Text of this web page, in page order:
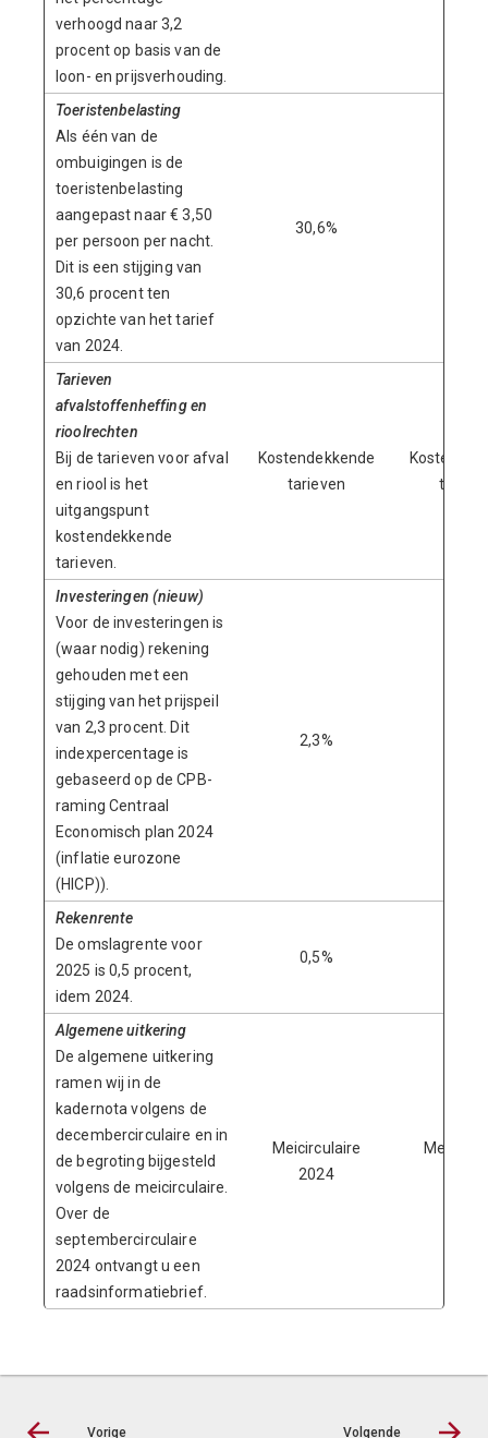
verhoogd naar 3,2
procent op basis van de
loon- en prijsverhouding.
Toeristenbelasting
Als één van de
ombuigingen is de
toeristenbelasting
aangepast naar € 3,50
per persoon per nacht.
Dit is een stijging van
30,6 procent ten
opzichte van het tarief
van 2024.
30,6%
Tarieven
afvalstoffenheffing en
rioolrechten
Bij de tarieven voor afval
en riool is het
uitgangspunt
kostendekkende
tarieven.
Kostendekkende
tarieven
Investeringen (nieuw)
Voor de investeringen is
(waar nodig) rekening
gehouden met een
stijging van het prijspeil
van 2,3 procent. Dit
indexpercentage is
gebaseerd op de CPB-
raming Centraal
Economisch plan 2024
(inflatie eurozone
(HICP)).
2,3%
Rekenrente
De omslagrente voor
2025 is 0,5 procent,
idem 2024.
0,5%
Algemene uitkering
De algemene uitkering
ramen wij in de
kadernota volgens de
decembercirculaire en in
de begroting bijgesteld
volgens de meicirculaire.
Over de
septembercirculaire
2024 ontvangt u een
raadsinformatiebrief.
Meicirculaire
2024
Vorige Volgende